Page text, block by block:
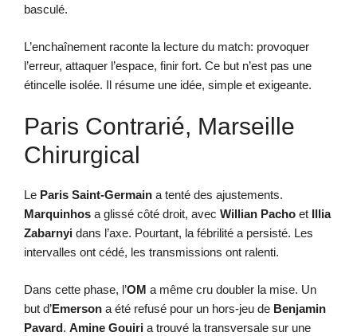
basculé.
L’enchaînement raconte la lecture du match: provoquer
l’erreur, attaquer l’espace, finir fort. Ce but n’est pas une
étincelle isolée. Il résume une idée, simple et exigeante.
Paris Contrarié, Marseille
Chirurgical
Le Paris Saint-Germain a tenté des ajustements.
Marquinhos a glissé côté droit, avec Willian Pacho et Illia
Zabarnyi dans l’axe. Pourtant, la fébrilité a persisté. Les
intervalles ont cédé, les transmissions ont ralenti.
Dans cette phase, l’OM a même cru doubler la mise. Un
but d’Emerson a été refusé pour un hors-jeu de Benjamin
Pavard. Amine Gouiri a trouvé la transversale sur une